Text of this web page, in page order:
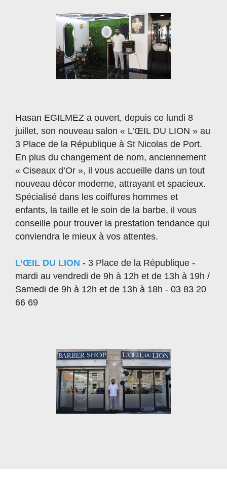
Hasan EGILMEZ a ouvert, depuis ce lundi 8
juillet, son nouveau salon « L’ŒIL DU LION » au
3 Place de la République à St Nicolas de Port.
En plus du changement de nom, anciennement
« Ciseaux d’Or », il vous accueille dans un tout
nouveau décor moderne, attrayant et spacieux.
Spécialisé dans les coiffures hommes et
enfants, la taille et le soin de la barbe, il vous
conseille pour trouver la prestation tendance qui
conviendra le mieux à vos attentes.
L’ŒIL DU LION - 3 Place de la République -
mardi au vendredi de 9h à 12h et de 13h à 19h /
Samedi de 9h à 12h et de 13h à 18h - 03 83 20
66 69